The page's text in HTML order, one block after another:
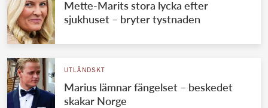
Mette-Marits stora lycka efter
sjukhuset – bryter tystnaden
UTLÄNDSKT
Marius lämnar fängelset – beskedet
skakar Norge